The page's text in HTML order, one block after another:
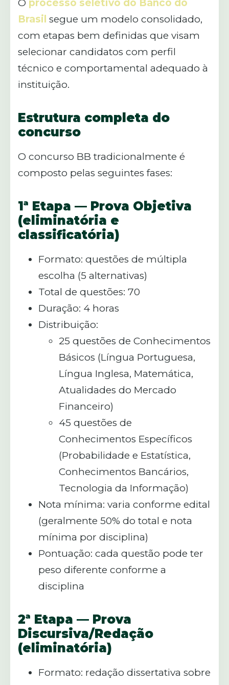
O processo seletivo do Banco do
Brasil segue um modelo consolidado,
com etapas bem definidas que visam
selecionar candidatos com perfil
técnico e comportamental adequado à
instituição.
Estrutura completa do
concurso
O concurso BB tradicionalmente é
composto pelas seguintes fases:
1ª Etapa — Prova Objetiva
(eliminatória e
classificatória)
Formato: questões de múltipla
escolha (5 alternativas)
Total de questões: 70
Duração: 4 horas
Distribuição:
25 questões de Conhecimentos
Básicos (Língua Portuguesa,
Língua Inglesa, Matemática,
Atualidades do Mercado
Financeiro)
45 questões de
Conhecimentos Específicos
(Probabilidade e Estatística,
Conhecimentos Bancários,
Tecnologia da Informação)
Nota mínima: varia conforme edital
(geralmente 50% do total e nota
mínima por disciplina)
Pontuação: cada questão pode ter
peso diferente conforme a
disciplina
2ª Etapa — Prova
Discursiva/Redação
(eliminatória)
Formato: redação dissertativa sobre